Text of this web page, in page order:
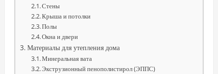
Стены
Крыша и потолки
Полы
Окна и двери
Материалы для утепления дома
Минеральная вата
Экструзионный пенополистирол (ЭППС)